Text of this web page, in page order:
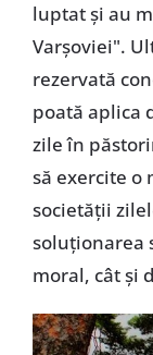
luptat şi au
Varşoviei".
rezervată
poată aplica
zile în
să exercite o
societăţii
soluţionarea
moral, cât şi